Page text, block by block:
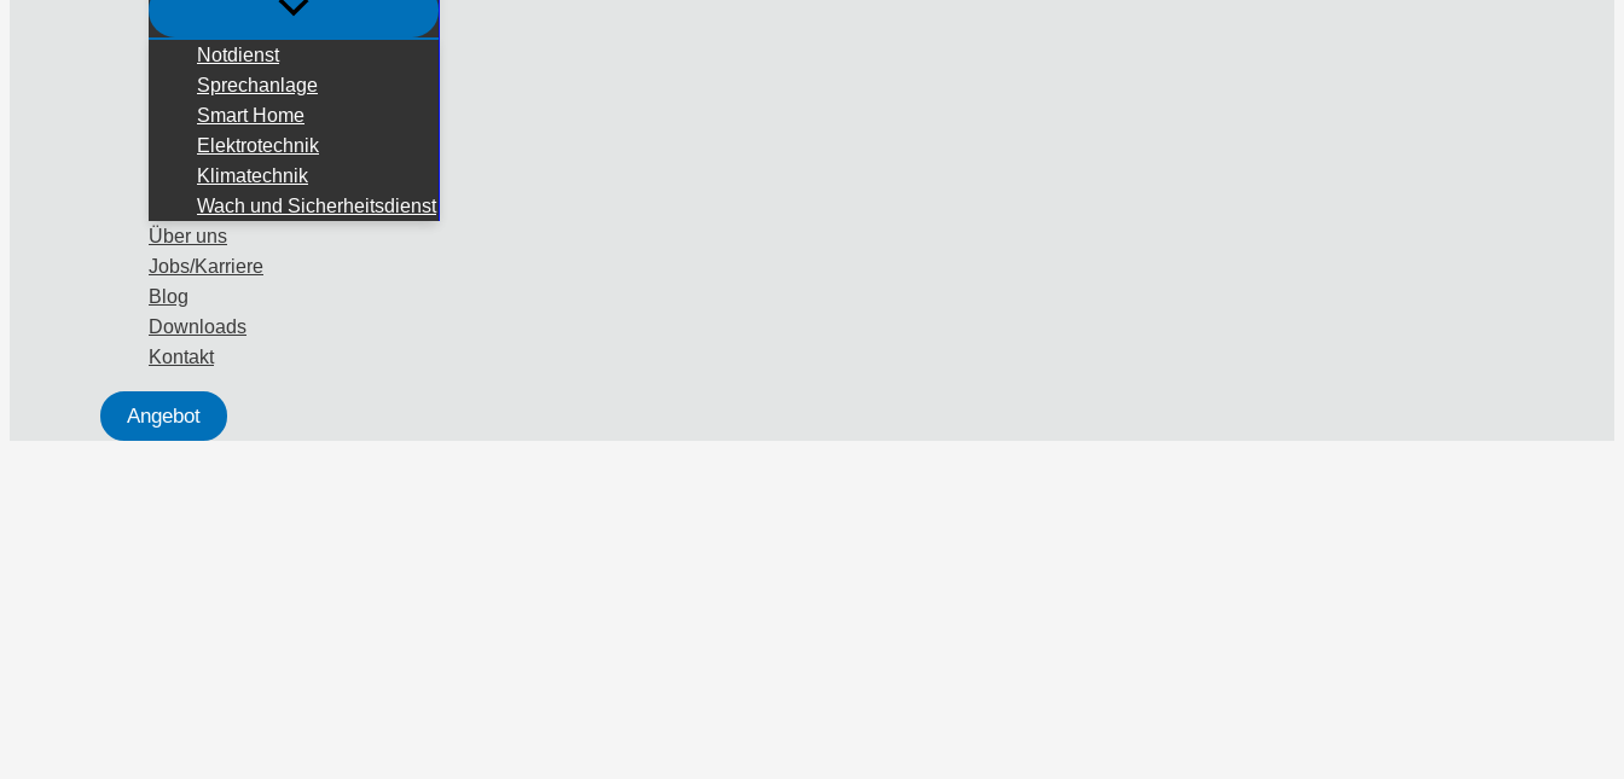
Notdienst
Sprechanlage
Smart Home
Elektrotechnik
Klimatechnik
Wach und Sicherheitsdienst
Über uns
Jobs/Karriere
Blog
Downloads
Kontakt
Angebot